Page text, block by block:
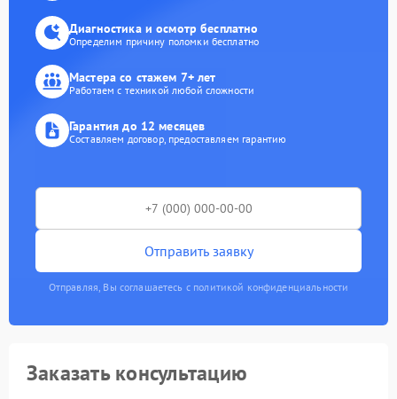
Диагностика и осмотр бесплатно
Определим причину поломки бесплатно
Мастера со стажем 7+ лет
Работаем с техникой любой сложности
Гарантия до 12 месяцев
Составляем договор, предоставляем гарантию
Отправить заявку
Отправляя, Вы соглашаетесь с политикой конфиденциальности
Заказать консультацию